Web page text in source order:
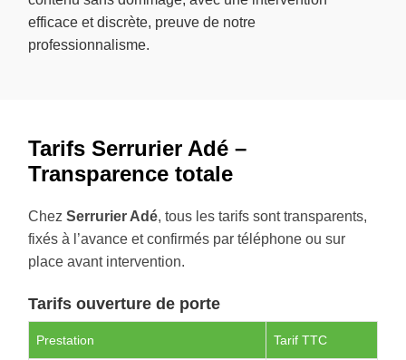
efficace et discrète, preuve de notre
professionnalisme.
Tarifs Serrurier Adé –
Transparence totale
Chez Serrurier Adé, tous les tarifs sont transparents,
fixés à l’avance et confirmés par téléphone ou sur
place avant intervention.
Tarifs ouverture de porte
Prestation Tarif TTC